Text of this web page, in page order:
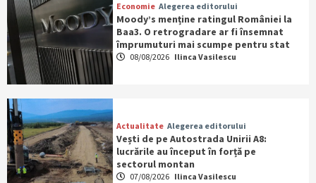
Economie Alegerea editorului
Moody’s menține ratingul României la
Baa3. O retrogradare ar fi însemnat
împrumuturi mai scumpe pentru stat
08/08/2026 Ilinca Vasilescu
Actualitate Alegerea editorului
Vești de pe Autostrada Unirii A8:
lucrările au început în forță pe
sectorul montan
07/08/2026 Ilinca Vasilescu